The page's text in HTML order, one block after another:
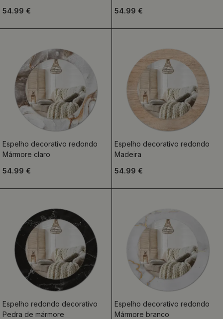
54.99 €
54.99 €
Espelho decorativo redondo
Mármore claro
54.99 €
Espelho decorativo redondo
Madeira
54.99 €
Espelho redondo decorativo
Pedra de mármore
Espelho decorativo redondo
Mármore branco